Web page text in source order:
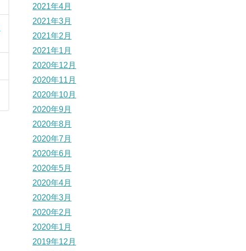
2021年4月
2021年3月
2021年2月
2021年1月
2020年12月
2020年11月
2020年10月
2020年9月
2020年8月
2020年7月
2020年6月
2020年5月
2020年4月
2020年3月
2020年2月
2020年1月
2019年12月